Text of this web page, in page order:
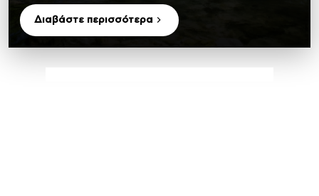
Διαβάστε περισσότερα